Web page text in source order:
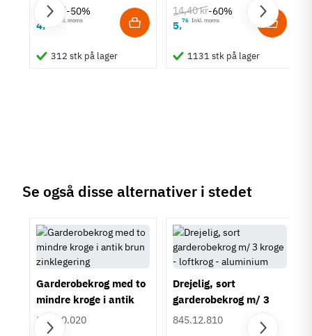
Model
Krog/knage
9,25 kr-50%
4, Inkl. moms
312 stk på lager
14,40 kr-60%
5,76 Inkl. moms
1131 stk på lager
Se også disse alternativer i stedet
Garderobekrog med to
mindre kroge i antik
brun zinklegering
855.00.020
Drejelig, sort
garderobekrog m/ 3
kroge - loftkrog -
845.12.810